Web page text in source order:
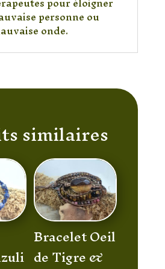
personne ou
onde.
similaires
Bracelet Oeil
de Tigre &